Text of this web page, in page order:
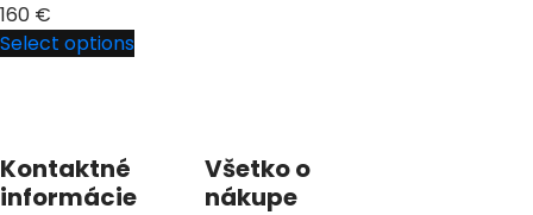
160 €
Select options
Kontaktné
informácie
Všetko o
nákupe